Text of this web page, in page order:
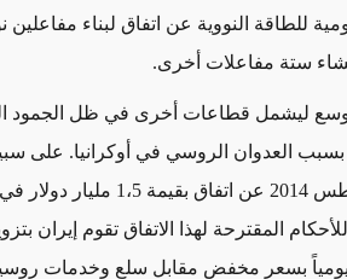
للطاقة النووية عن اتفاق لبناء مفاعلين
ستة مفاعلات أخرى.
وتوسع ليشمل قطاعات أخرى في ظل الجمود
العدوان الروسي في أوكرانيا. على
أعلن وزير الطاقة الروسي في آب/أغسطس 2014 عن اتفاق
المقترحة لهذا الاتفاق تقوم إيران
يومياً بسعر مخفض مقابل سلع وخدمات